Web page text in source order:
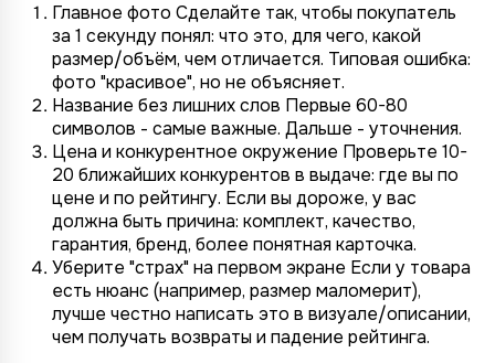
Главное фото Сделайте так, чтобы покупатель
за 1 секунду понял: что это, для чего, какой
размер/объём, чем отличается. Типовая ошибка:
фото "красивое", но не объясняет.
Название без лишних слов Первые 60-80
символов - самые важные. Дальше - уточнения.
Цена и конкурентное окружение Проверьте 10-
20 ближайших конкурентов в выдаче: где вы по
цене и по рейтингу. Если вы дороже, у вас
должна быть причина: комплект, качество,
гарантия, бренд, более понятная карточка.
Уберите "страх" на первом экране Если у товара
есть нюанс (например, размер маломерит),
лучше честно написать это в визуале/описании,
чем получать возвраты и падение рейтинга.